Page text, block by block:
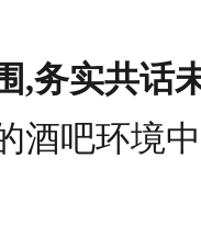
,务实共话
酒吧环境